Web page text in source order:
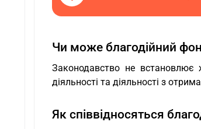
Чи може благодійний
Законодавство не встановлює
діяльності та діяльності з
Як співвідносяться